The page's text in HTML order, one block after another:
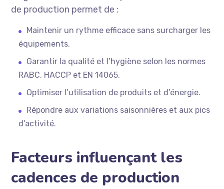
de production permet de :
Maintenir un rythme efficace sans surcharger les
équipements.
Garantir la qualité et l’hygiène selon les normes
RABC, HACCP et EN 14065.
Optimiser l’utilisation de produits et d’énergie.
Répondre aux variations saisonnières et aux pics
d’activité.
Facteurs influençant les
cadences de production